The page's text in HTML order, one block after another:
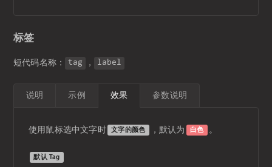
标签
短代码名称： tag ， label
说明 示例 效果 参数说明
使用鼠标选中文字时 文字的颜色 ，默认为 白色 。
默认 Tag